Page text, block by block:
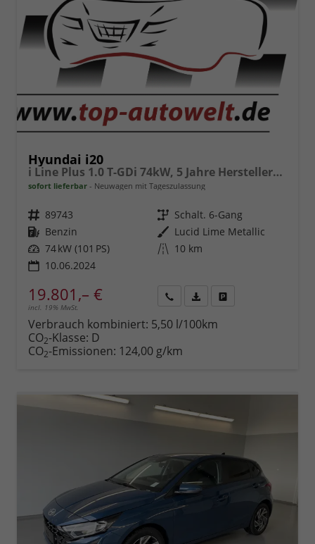
Hyundai i20
i Line Plus 1.0 T-GDi 74kW, 5 Jahre Herstellergarantie Winter-Paket, Lederlenkrad, Digitales Cockpit, 8" Infotainmentsystem, AppleCarPlay&Android Auto, Radio DAB, Rückfahrkamera, Tempomat, 16"-Leichtmetallfelgen, uvm.
sofort lieferbar Neuwagen mit Tageszulassung
Fahrzeugnr. 89743 Getriebe Schalt. 6-Gang
Kraftstoff Benzin Außenfarbe Lucid Lime Metallic
Leistung 74 kW (101 PS) Kilometerstand 10 km
10.06.2024
19.801,– €
incl. 19% MwSt.
anfordern
Datei,
Verbrauch kombiniert: 5,50 l/100km
CO2-Klasse: D
CO2-Emissionen: 124,00 g/km